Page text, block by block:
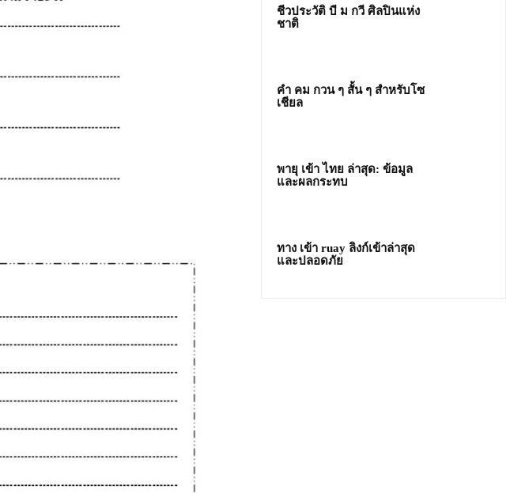
ชีวประวัติ บี ม กวี ศิลปินแห่ง
ชาติ
คํา คม กวน ๆ สั้น ๆ สำหรับโซ
เชียล
พายุ เข้า ไทย ล่าสุด: ข้อมูล
และผลกระทบ
ทาง เข้า ruay ลิงก์เข้าล่าสุด
และปลอดภัย